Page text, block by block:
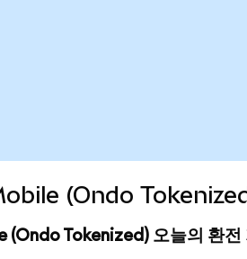
(Ondo Tokenized)
(Ondo Tokenized) 오늘의 환전